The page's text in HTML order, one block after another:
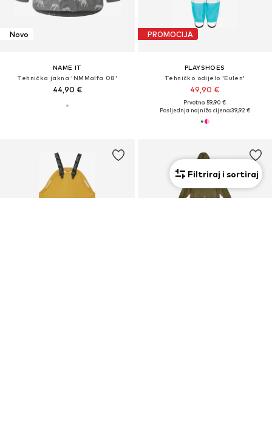
Novo
NAME IT
Tehnička jakna 'NMMalfa 08'
44,90 €
PROMOCIJA
PLAYSHOES
Tehničko odijelo 'Eulen'
49,90 €
Prvotno: 59,90 €
Posljednja najniža cijena:39,92 €
Filtriraj i sortiraj